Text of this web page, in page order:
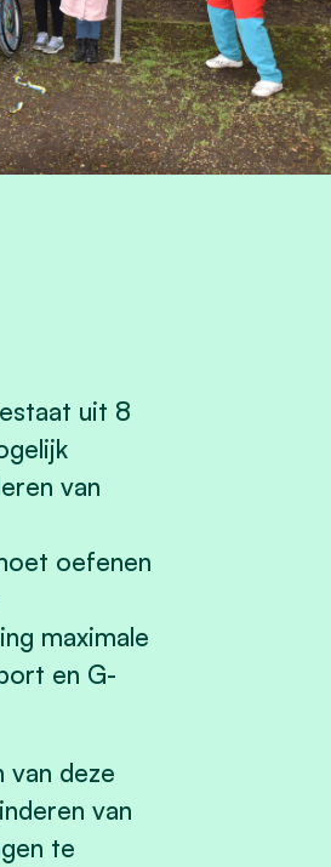
uit 8
van
oefenen
maximale
en G-
van deze
van
te